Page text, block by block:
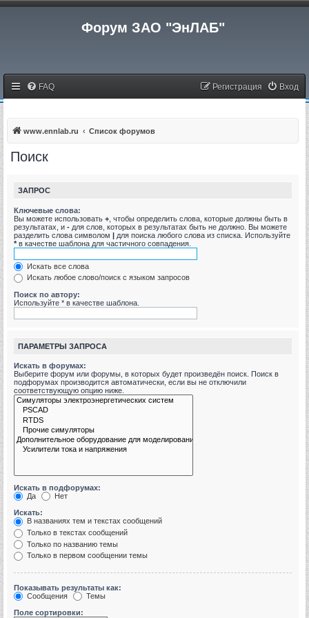
Форум ЗАО "ЭнЛАБ"
FAQ Вход
Регистрация
www.ennlab.ru Список форумов
Поиск
ЗАПРОС
Ключевые слова:
Вы можете использовать + , чтобы определить слова, которые должны быть в
результатах, и - для слов, которых в результатах быть не должно. Вы можете
разделить слова символом | для поиска любого слова из списка. Используйте
*в качестве шаблона для частичного совпадения.
Искать все слова
Искать любое слово/поиск с языком запросов
Поиск по автору:
Используйте * в качестве шаблона.
ПАРАМЕТРЫ ЗАПРОСА
Искать в форумах:
Выберите форум или форумы, в которых будет произведён поиск. Поиск в
подфорумах производится автоматически, если вы не отключили
соответствующую опцию ниже.
Искать в подфорумах:
Да
Нет
Искать:
В названиях тем и текстах сообщений
Только в текстах сообщений
Только по названию темы
Только в первом сообщении темы
Показывать результаты как:
Сообщения
Темы
Поле сортировки: